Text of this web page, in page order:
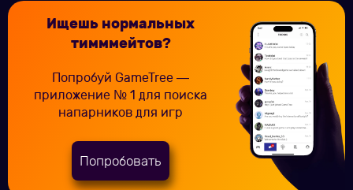
Ищешь нормальных
тимммейтов?
Попробуй GameTree —
приложение № 1 для поиска
напарников для игр
Попробовать